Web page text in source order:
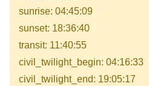
sunrise: 04:45:09
sunset: 18:36:40
transit: 11:40:55
civil_twilight_begin: 04:16:33
civil_twilight_end: 19:05:17